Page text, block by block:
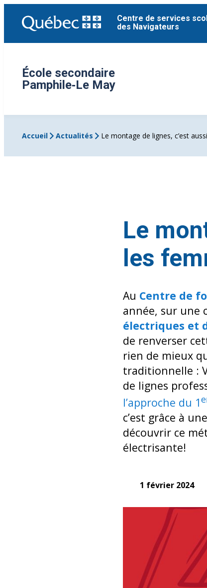
contenu
Centre de services
des Navigateurs
École secondaire
Pamphile‑Le May
Accueil Actualités Le montage de lignes, c’est
Le
les
Au Centre de
année, sur une
électriques et
de renverser
rien de mieux
traditionnelle :
de lignes
l’approche du 1
c’est grâce à
découvrir ce
électrisante!
1 février 2024